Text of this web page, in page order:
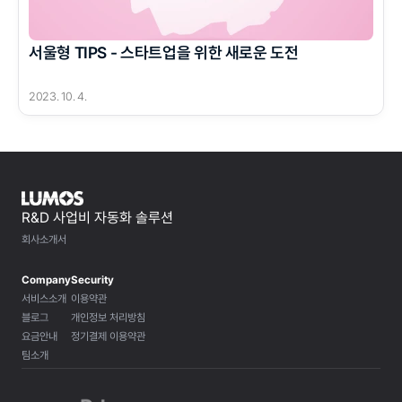
서울형 TIPS - 스타트업을 위한 새로운 도전
2023. 10. 4.
R&D 사업비 자동화 솔루션
회사소개서
Company
서비스소개
블로그
요금안내
팀소개
Security
이용약관
개인정보 처리방침
정기결제 이용약관